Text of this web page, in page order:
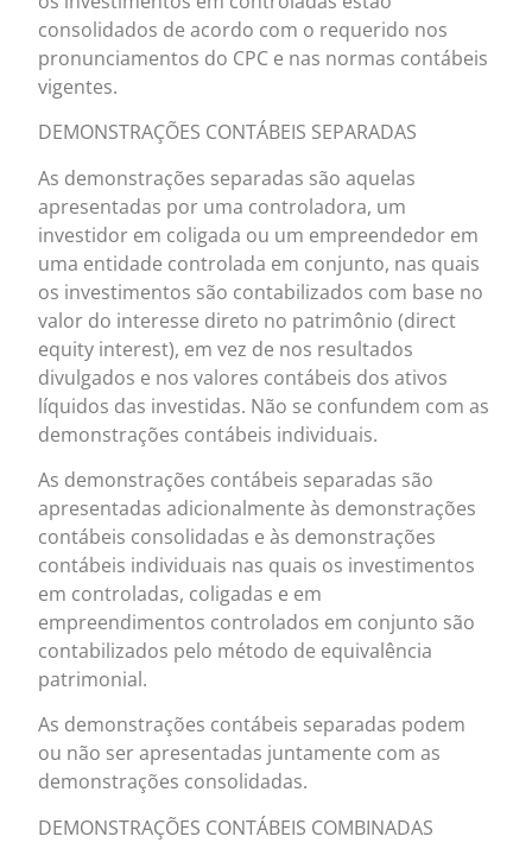
consolidados de acordo com o requerido nos
pronunciamentos do CPC e nas normas contábeis
vigentes.
DEMONSTRAÇÕES CONTÁBEIS SEPARADAS
As demonstrações separadas são aquelas
apresentadas por uma controladora, um
investidor em coligada ou um empreendedor em
uma entidade controlada em conjunto, nas quais
os investimentos são contabilizados com base no
valor do interesse direto no patrimônio (direct
equity interest), em vez de nos resultados
divulgados e nos valores contábeis dos ativos
líquidos das investidas. Não se confundem com as
demonstrações contábeis individuais.
As demonstrações contábeis separadas são
apresentadas adicionalmente às demonstrações
contábeis consolidadas e às demonstrações
contábeis individuais nas quais os investimentos
em controladas, coligadas e em
empreendimentos controlados em conjunto são
contabilizados pelo método de equivalência
patrimonial.
As demonstrações contábeis separadas podem
ou não ser apresentadas juntamente com as
demonstrações consolidadas.
DEMONSTRAÇÕES CONTÁBEIS COMBINADAS